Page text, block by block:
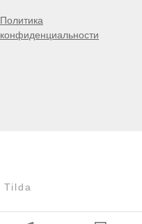
Политика
конфиденциальности
Tilda